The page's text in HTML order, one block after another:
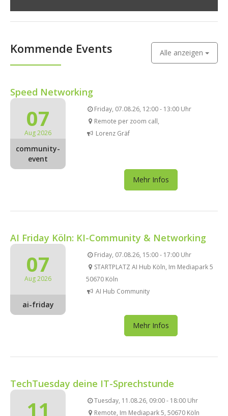
Kommende Events Alle anzeigen
Speed Networking
07
Aug 2026
community-
event
Friday, 07.08.26, 12:00 - 13:00 Uhr
Remote per zoom call,
Lorenz Gräf
Mehr Infos
AI Friday Köln: KI-Community & Networking
07
Aug 2026
ai-friday
Friday, 07.08.26, 15:00 - 17:00 Uhr
STARTPLATZ AI Hub Köln, Im Mediapark 5
50670 Köln
AI Hub Community
Mehr Infos
TechTuesday deine IT-Sprechstunde
11
Tuesday, 11.08.26, 09:00 - 18:00 Uhr
Remote, Im Mediapark 5, 50670 Köln